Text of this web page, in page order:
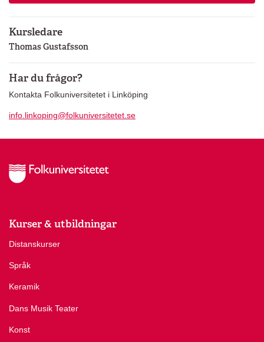
Kursledare
Thomas Gustafsson
Har du frågor?
Kontakta Folkuniversitetet i Linköping
info.linkoping@folkuniversitetet.se
Kurser & utbildningar
Distanskurser
Språk
Keramik
Dans Musik Teater
Konst